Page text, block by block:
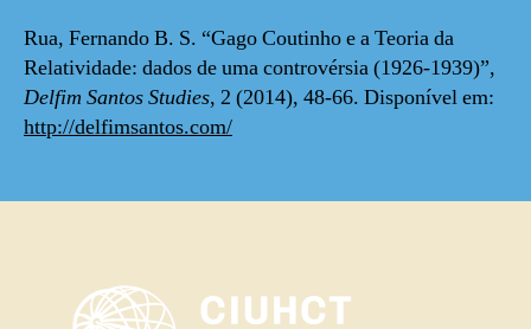
Rua, Fernando B. S. “Gago Coutinho e a Teoria da
Relatividade: dados de uma controvérsia (1926-1939)”,
Delfim Santos Studies, 2 (2014), 48-66. Disponível em:
http://delfimsantos.com/